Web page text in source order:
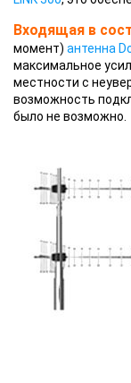
Входящая в
момент) антенна
максимальное
местности с
возможность
было не возможно.